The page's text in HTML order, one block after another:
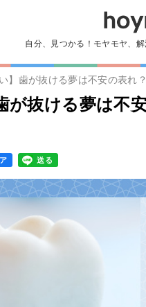
自分、見つかる！モヤモヤ、
い】歯が抜ける夢は不安の表れ
が抜ける夢は不
送る